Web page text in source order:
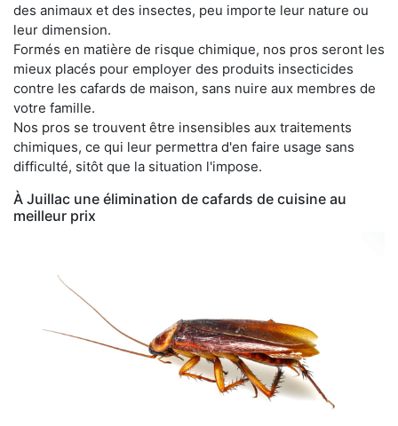
des animaux et des insectes, peu importe leur nature ou
leur dimension.
Formés en matière de risque chimique, nos pros seront les
mieux placés pour employer des produits insecticides
contre les cafards de maison, sans nuire aux membres de
votre famille.
Nos pros se trouvent être insensibles aux traitements
chimiques, ce qui leur permettra d'en faire usage sans
difficulté, sitôt que la situation l'impose.
À Juillac une élimination de cafards de cuisine au
meilleur prix